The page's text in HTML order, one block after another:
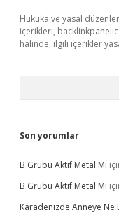
Hukuka ve yasal
içerikleri,
halinde, ilgili içerikler
Son yorumlar
B Grubu Aktif Metal Mi
B Grubu Aktif Metal Mi
Karadenizde Anneye Ne